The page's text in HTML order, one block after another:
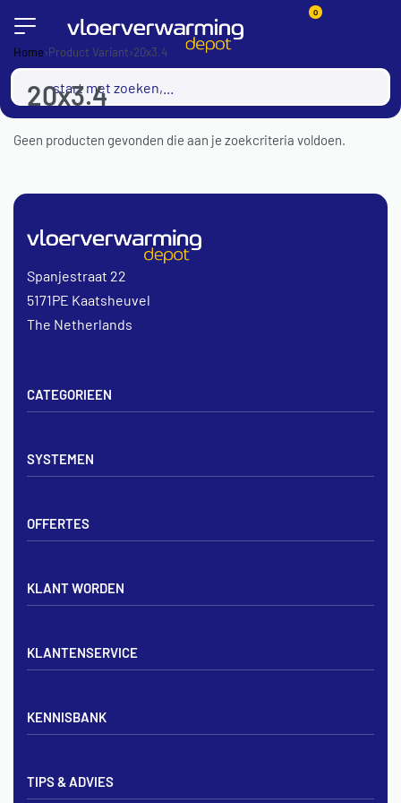
0
Home›Product Variant›20x3.4
20x3.4
Geen producten gevonden die aan je zoekcriteria voldoen.
CATEGORIEEN
Verdelers
Noppenplaten
Draadmatten
SYSTEMEN
Noppenplaat systeem
OFFERTES
Offerte voor vloerverwarming
Vloerverwarming Tilburg
KLANT WORDEN
Aanmelden zakelijk
Spanjestraat 22
5171PE Kaatsheuvel
The Netherlands
KLANTENSERVICE
Zakelijk aanmelden
Bezorgen & afhalen
Privacybeleid
KENNISBANK
Vloerverwarming en radiatoren
TIPS & ADVIES